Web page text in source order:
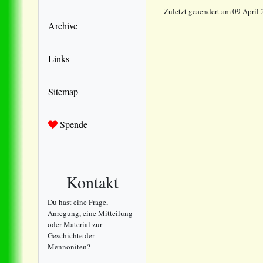
Archive
Links
Sitemap
Spende
Kontakt
Du hast eine Frage,
Anregung, eine Mitteilung
oder Material zur
Geschichte der
Mennoniten?
Zuletzt geaendert am 09 April